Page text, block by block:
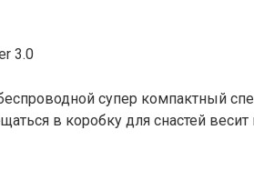
3.0
супер компактный
в коробку для снастей весит